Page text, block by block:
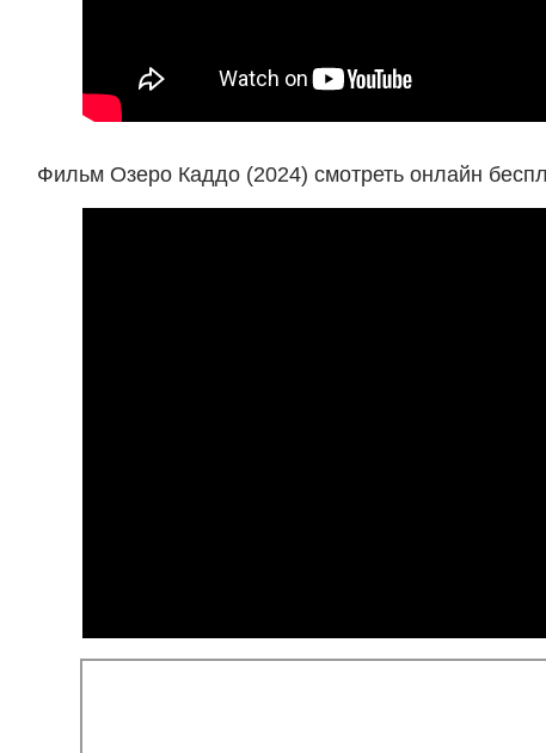
Фильм Озеро Каддо (2024) смотреть онлайн